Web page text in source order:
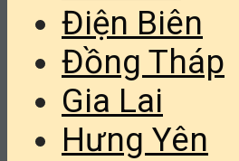
Điện Biên
Đồng Tháp
Gia Lai
Hưng Yên